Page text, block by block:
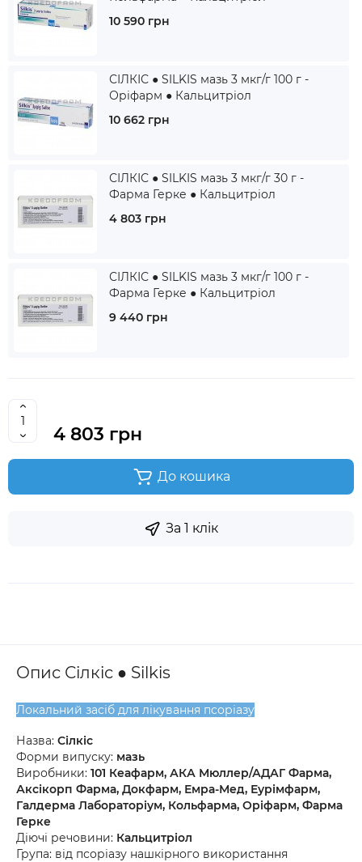
10 590 грн
СІЛКІС ● SILKIS мазь 3 мкг/г 100 г -
Оріфарм ● Кальцитріол
10 662 грн
СІЛКІС ● SILKIS мазь 3 мкг/г 30 г -
Фарма Герке ● Кальцитріол
4 803 грн
СІЛКІС ● SILKIS мазь 3 мкг/г 100 г -
Фарма Герке ● Кальцитріол
9 440 грн
4 803 грн
До кошика
За 1 клік
Опис Сілкіс ● Silkis
Локальний засіб для лікування псоріазу
Назва: Сілкіс
Форми випуску: мазь
Виробники: 101 Кеафарм, АКА Мюллер/АДАГ Фарма,
Аксікорп Фарма, Докфарм, Емра-Мед, Еурімфарм,
Галдерма Лабораторіум, Кольфарма, Оріфарм, Фарма
Герке
Діючі речовини: Кальцитріол
Група: від псоріазу нашкірного використання